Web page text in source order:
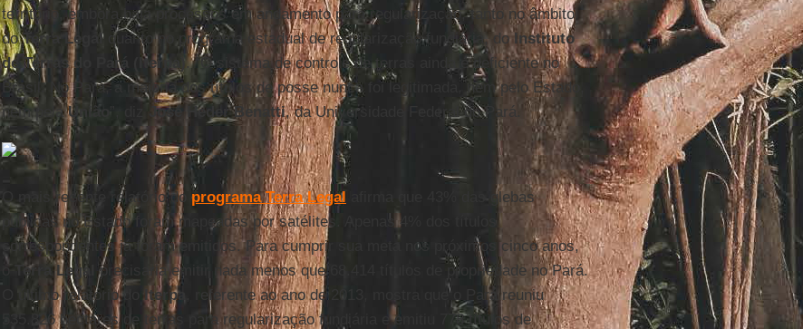
território, embora haja processos em andamento para regularização, tanto no âmbito
doTerra Legalquanto no programa estadual de regularização fundiária, doInstituto
de Terras do Pará (Iterpa). “O sistema de controle de terras ainda é deficiente no
Brasil. No Pará, a maioria dos títulos de posse nunca foi legitimada, nem pelo Estado,
nem pelaUnião ”, diz José Heder Benatti, da Universidade Federal do Pará.
O mais recente relatório do programa Terra Legal afirma que 43% das glebas
públicas no Estado foram mapeadas por satélites. Apenas 4% dos títulos
correspondentes já foram emitidos. Para cumprir sua meta nos próximos cinco anos,
o
Terra Legal precisaria emitir nada menos que 68.414 títulos de propriedade no Pará.
O último relatório do
Iterpa
, referente ao ano de 2013, mostra que o Pará reuniu
535.826 hectares de terras para regularização fundiária e emitiu 778 títulos de